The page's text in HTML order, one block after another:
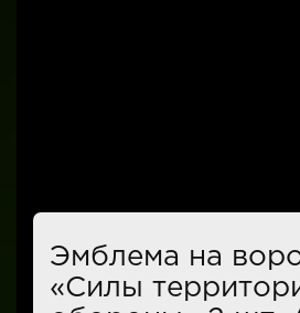
Эмблема на
«Силы